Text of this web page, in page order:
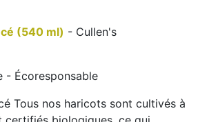
(540 ml) - Cullen's
- Écoresponsable
Tous nos haricots sont cultivés à